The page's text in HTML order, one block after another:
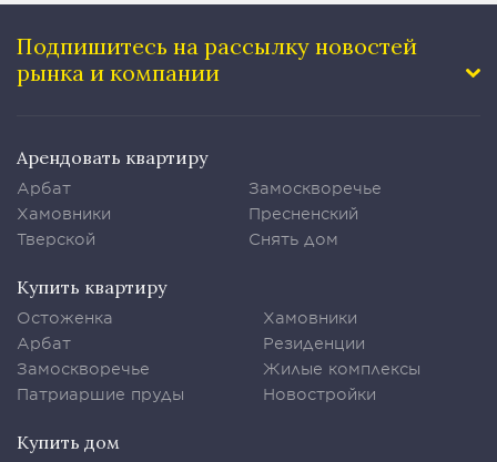
Подпишитесь на рассылку новостей
рынка и компании
Арендовать квартиру
Арбат
Хамовники
Тверской
Замоскворечье
Пресненский
Снять дом
Купить квартиру
Остоженка
Арбат
Замоскворечье
Патриаршие пруды
Хамовники
Резиденции
Жилые комплексы
Новостройки
Купить дом